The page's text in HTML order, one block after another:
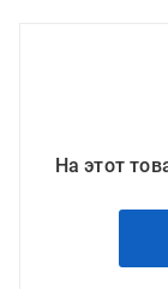
На этот